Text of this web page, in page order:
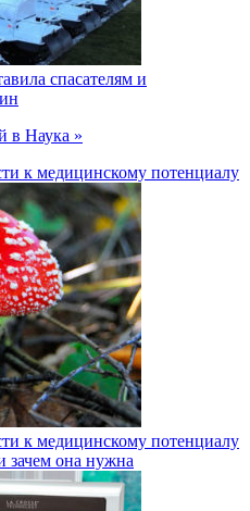
спасателям и
в Наука »
к медицинскому потенциалу
к медицинскому потенциалу
зачем она нужна